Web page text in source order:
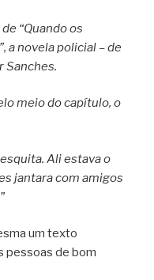
“Quando os
a novela policial – de
Sanches.
meio do capítulo, o
Ali estava o
jantara com amigos
um texto
pessoas de bom